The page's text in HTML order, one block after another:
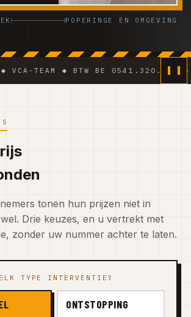
POPERINGE EN OMGEVING
◆ BTW BE 0541.320.178 ◆
tonen hun prijzen niet in
Drie keuzes, en u vertrekt met
zonder uw nummer achter te laten.
TYPE INTERVENTIE?
ONTSTOPPING